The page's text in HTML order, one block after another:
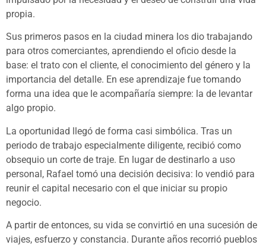
propia.
Sus primeros pasos en la ciudad minera los dio trabajando
para otros comerciantes, aprendiendo el oficio desde la
base: el trato con el cliente, el conocimiento del género y la
importancia del detalle. En ese aprendizaje fue tomando
forma una idea que le acompañaría siempre: la de levantar
algo propio.
La oportunidad llegó de forma casi simbólica. Tras un
periodo de trabajo especialmente diligente, recibió como
obsequio un corte de traje. En lugar de destinarlo a uso
personal, Rafael tomó una decisión decisiva: lo vendió para
reunir el capital necesario con el que iniciar su propio
negocio.
A partir de entonces, su vida se convirtió en una sucesión de
viajes, esfuerzo y constancia. Durante años recorrió pueblos